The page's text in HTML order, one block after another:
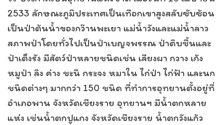
2533 ลักษณะภูมิประเทศเป็นเทือกเขาสูงสลับซับซ้อน
เป็นป่าต้นน้ำของกว๊านพะเยา แม่น้ำวังและแม่น้ำลาว
สภาพป่าโดยทั่วไปเป็นป่าเบญจพรรณ ป่าดิบชื้นและ
ป่าเต็งรัง มีสัตว์ป่าหลายชนิดเช่น เลียงผา กวาง เก้ง
หมูป่า ลิง ค่าง ชะนี กระจง หมาใน ไก่ป่า ไก่ฟ้า และนก
ชนิดต่างๆ มากกว่า 150 ชนิด ที่ทำการอุทยานตั้งอยู่ที่
อำเภอพาน จังหวัดเชียงราย อุทยานฯ มีน้ำตกหลาย
แห่ง เช่นน้ำตกปูแกง จังหวัดเชียงราย น้ำตกวังแก้ว